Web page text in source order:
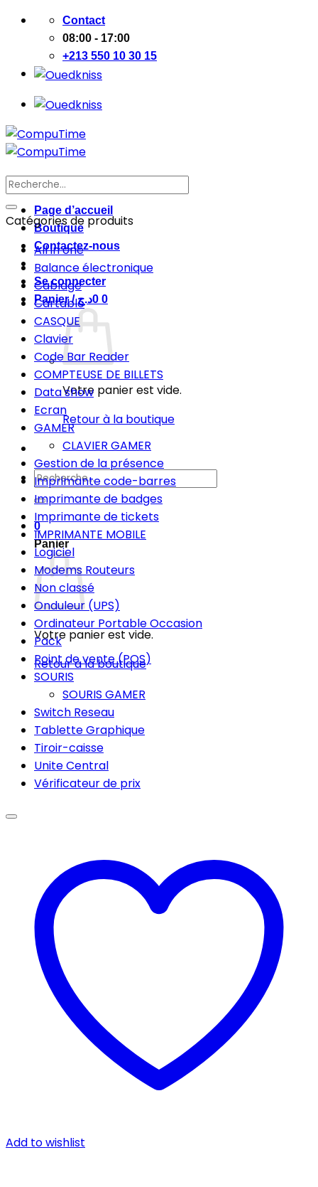
Passer
contenu
Contact
08:00 - 17:00
+213 550 10 30 15
Page d’accueil
Boutique
Contactez-nous
Se connecter
Panier /
0د.ج 0
Votre panier est vide.
Retour à la boutique
Recherche
pour :
0
Panier
Votre panier est vide.
Retour à la boutique
Recherche
pour :
Catégories de produits
All in one
Balance électronique
Cablage
Cartable
CASQUE
Clavier
Code Bar Reader
COMPTEUSE DE BILLETS
Data show
Ecran
GAMER
CLAVIER GAMER
Gestion de la présence
Imprimante code-barres
Imprimante de badges
Imprimante de tickets
IMPRIMANTE MOBILE
Logiciel
Modems Routeurs
Non classé
Onduleur (UPS)
Ordinateur Portable Occasion
Pack
Point de vente (POS)
SOURIS
SOURIS GAMER
Switch Reseau
Tablette Graphique
Tiroir-caisse
Unite Central
Vérificateur de prix
Add to wishlist